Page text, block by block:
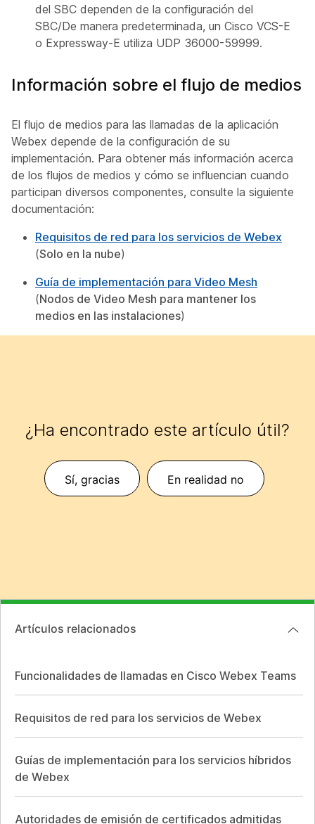
del SBC dependen de la configuración del
SBC/De manera predeterminada, un Cisco VCS-E
o Expressway-E utiliza UDP 36000-59999.
Información sobre el flujo de medios
El flujo de medios para las llamadas de la aplicación
Webex depende de la configuración de su
implementación. Para obtener más información acerca
de los flujos de medios y cómo se influencian cuando
participan diversos componentes, consulte la siguiente
documentación:
Requisitos de red para los servicios de Webex
(Solo en la nube)
Guía de implementación para Video Mesh
(Nodos de Video Mesh para mantener los
medios en las instalaciones)
¿Ha encontrado este artículo útil?
Sí, gracias En realidad no
Artículos relacionados
Funcionalidades de llamadas en Cisco Webex Teams
Requisitos de red para los servicios de Webex
Guías de implementación para los servicios híbridos
de Webex
Autoridades de emisión de certificados admitidas